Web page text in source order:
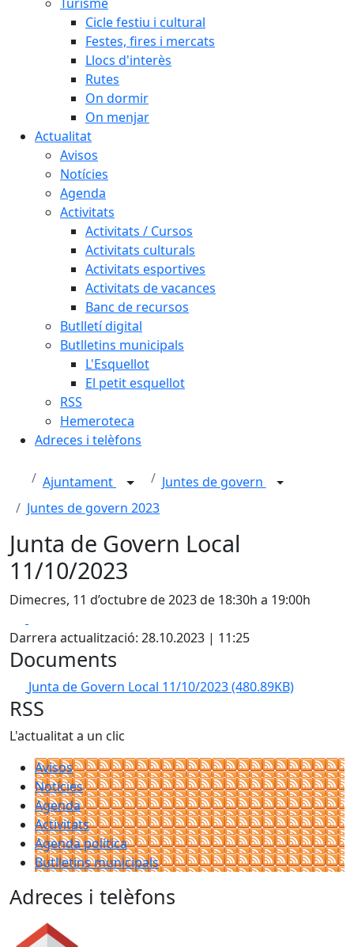
Cicle festiu i cultural
Festes, fires i mercats
Llocs d'interès
Rutes
On dormir
On menjar
Actualitat
Avisos
Notícies
Agenda
Activitats
Activitats / Cursos
Activitats culturals
Activitats esportives
Activitats de vacances
Banc de recursos
Butlletí digital
Butlletins municipals
L'Esquellot
El petit esquellot
RSS
Hemeroteca
Adreces i telèfons
Ajuntament
Juntes de govern
Juntes de govern 2023
Junta de Govern Local
11/10/2023
Dimecres, 11 d’octubre de 2023 de 18:30h a 19:00h
Darrera actualització: 28.10.2023 | 11:25
Documents
Junta de Govern Local 11/10/2023(480.89KB)
RSS
L'actualitat a un clic
Avisos
Notícies
Agenda
Activitats
Agenda política
Butlletins municipals
Adreces i telèfons